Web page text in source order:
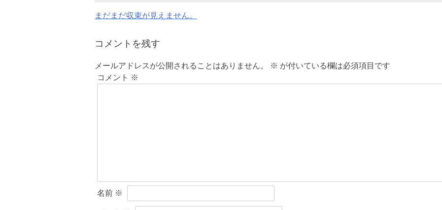
投
ビ
ゲ
まだまだ収束が見えません。
コメントを残す
メールアドレスが公開されることはありません。 ※ が付いている欄は必須項目です
コメント ※
名前 ※